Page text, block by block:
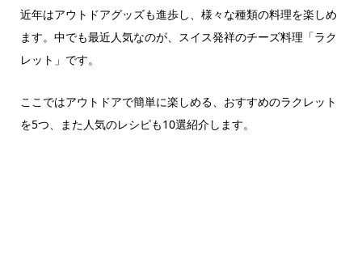
近年はアウトドアグッズも進歩し、様々な種類の料理を楽しめ
ます。中でも最近人気なのが、スイス発祥のチーズ料理「ラク
レット」です。
ここではアウトドアで簡単に楽しめる、おすすめのラクレット
を5つ、また人気のレシピも10選紹介します。